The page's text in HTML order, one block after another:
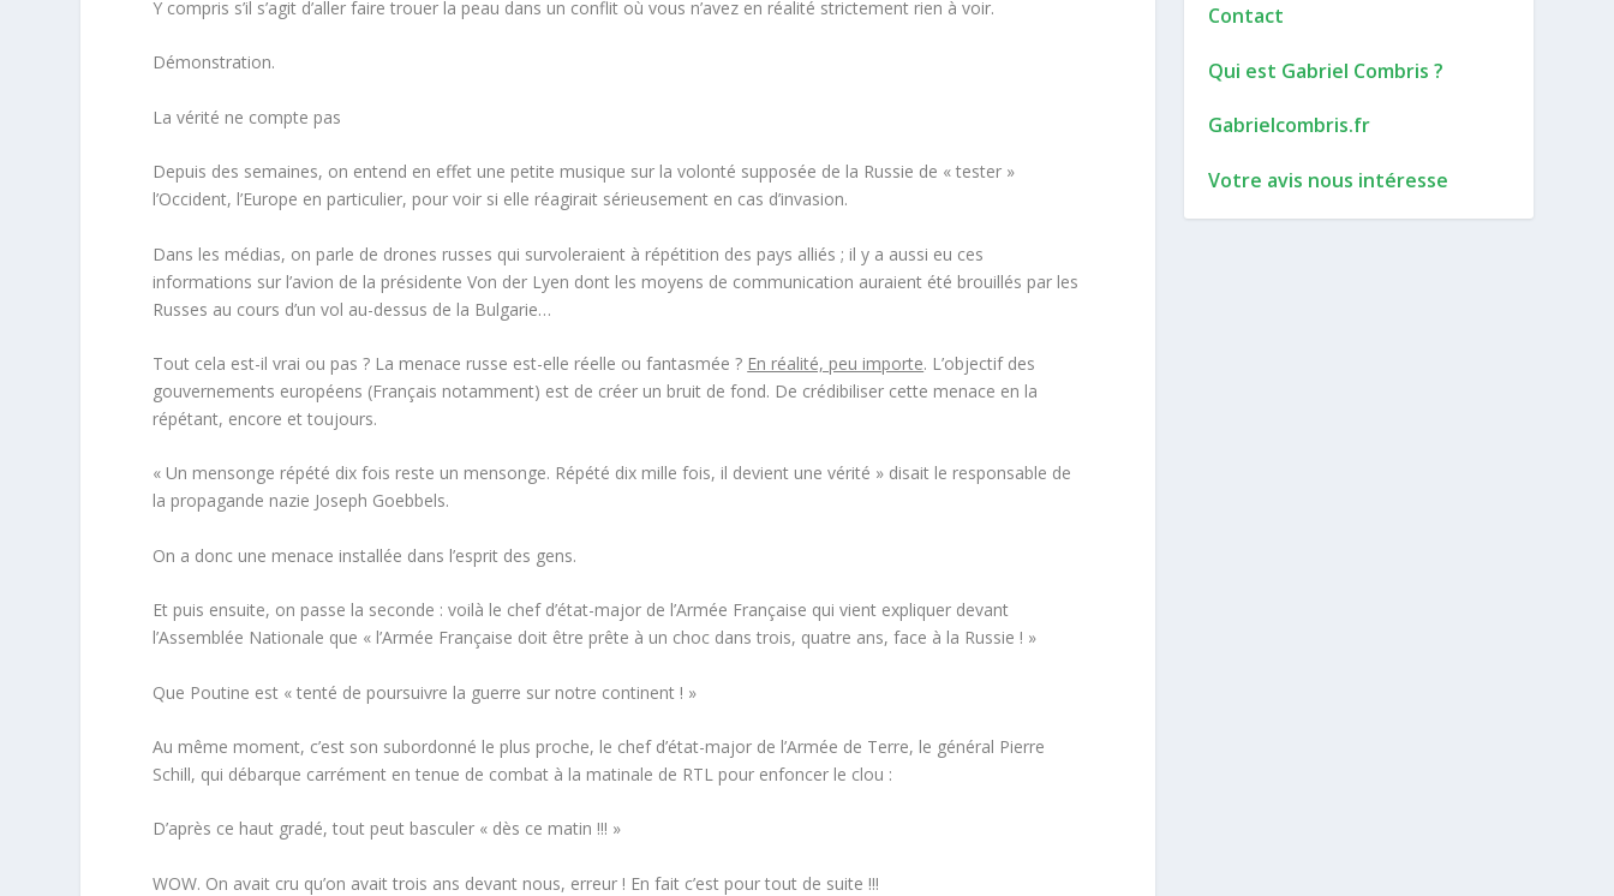
Y compris s’il s’agit d’aller faire trouer la peau dans un conflit où vous n’avez en réalité strictement rien à voir.
Démonstration.
La vérité ne compte pas
Depuis des semaines, on entend en effet une petite musique sur la volonté supposée de la Russie de « tester »
l’Occident, l’Europe en particulier, pour voir si elle réagirait sérieusement en cas d’invasion.
Dans les médias, on parle de drones russes qui survoleraient à répétition des pays alliés ; il y a aussi eu ces
informations sur l’avion de la présidente Von der Lyen dont les moyens de communication auraient été brouillés par les
Russes au cours d’un vol au-dessus de la Bulgarie…
Tout cela est-il vrai ou pas ? La menace russe est-elle réelle ou fantasmée ? En réalité, peu importe. L’objectif des
gouvernements européens (Français notamment) est de créer un bruit de fond. De crédibiliser cette menace en la
répétant, encore et toujours.
« Un mensonge répété dix fois reste un mensonge. Répété dix mille fois, il devient une vérité » disait le responsable de
la propagande nazie Joseph Goebbels.
On a donc une menace installée dans l’esprit des gens.
Et puis ensuite, on passe la seconde : voilà le chef d’état-major de l’Armée Française qui vient expliquer devant
l’Assemblée Nationale que « l’Armée Française doit être prête à un choc dans trois, quatre ans, face à la Russie ! »
Que Poutine est «tenté de poursuivre la guerre sur notre continent ! »
Au même moment, c’est son subordonné le plus proche, le chef d’état-major de l’Armée de Terre, le général Pierre
Schill, qui débarque carrément en tenue de combat à la matinale de RTL pour enfoncer le clou :
D’après ce haut gradé, tout peut basculer « dès ce matin !!! »
WOW. On avait cru qu’on avait trois ans devant nous, erreur ! En fait c’est pour tout de suite !!!
Contact
Qui est Gabriel Combris ?
Gabrielcombris.fr
Votre avis nous intéresse